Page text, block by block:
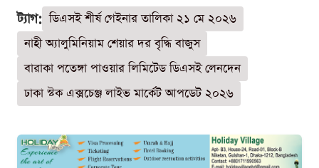
ট্যাগ: ডিএসই শীর্ষ গেইনার তালিকা ২১ মে ২০২৬
নাহী অ্যালুমিনিয়াম শেয়ার দর বৃদ্ধি বাজুস
বারাকা পতেঙ্গা পাওয়ার লিমিটেড ডিএসই লেনদেন
ঢাকা স্টক এক্সচেঞ্জ লাইভ মার্কেট আপডেট ২০২৬